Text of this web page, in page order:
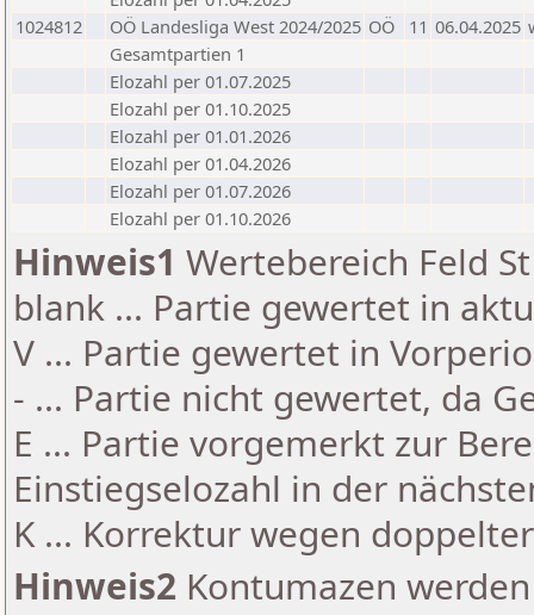
1024812
OÖ Landesliga West 2024/2025 OÖ 11 06.04.2025
Gesamtpartien 1
Elozahl per 01.07.2025
Elozahl per 01.10.2025
Elozahl per 01.01.2026
Elozahl per 01.04.2026
Elozahl per 01.07.2026
Elozahl per 01.10.2026
Hinweis1 Wertebereich Feld
blank ... Partie gewertet in
V ... Partie gewertet in
- ... Partie nicht gewertet, da
E ... Partie vorgemerkt zur
Einstiegselozahl in der
K ... Korrektur wegen
Hinweis2 Kontumazen